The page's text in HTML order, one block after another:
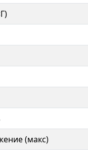
(макс)